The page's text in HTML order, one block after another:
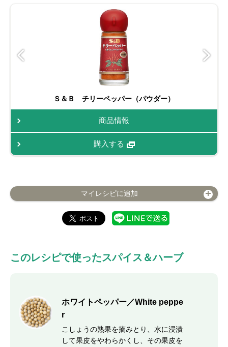
Ｓ＆Ｂ チリーペッパー（パウダー）
商品情報
購入する
マイレシピに追加
このレシピで使ったスパイス＆ハーブ
ホワイトペッパー／White peppe
r
こしょうの熟果を摘みとり、水に浸漬
して果皮をやわらかくし、その果皮を